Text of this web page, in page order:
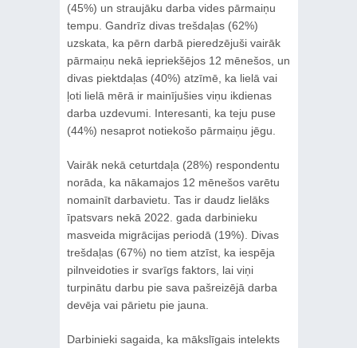
(45%) un straujāku darba vides pārmaiņu
tempu. Gandrīz divas trešdaļas (62%)
uzskata, ka pērn darbā pieredzējuši vairāk
pārmaiņu nekā iepriekšējos 12 mēnešos, un
divas piektdaļas (40%) atzīmē, ka lielā vai
ļoti lielā mērā ir mainījušies viņu ikdienas
darba uzdevumi. Interesanti, ka teju puse
(44%) nesaprot notiekošo pārmaiņu jēgu.
Vairāk nekā ceturtdaļa (28%) respondentu
norāda, ka nākamajos 12 mēnešos varētu
nomainīt darbavietu. Tas ir daudz lielāks
īpatsvars nekā 2022. gada darbinieku
masveida migrācijas periodā (19%). Divas
trešdaļas (67%) no tiem atzīst, ka iespēja
pilnveidoties ir svarīgs faktors, lai viņi
turpinātu darbu pie sava pašreizējā darba
devēja vai pārietu pie jauna.
Darbinieki sagaida, ka mākslīgais intelekts